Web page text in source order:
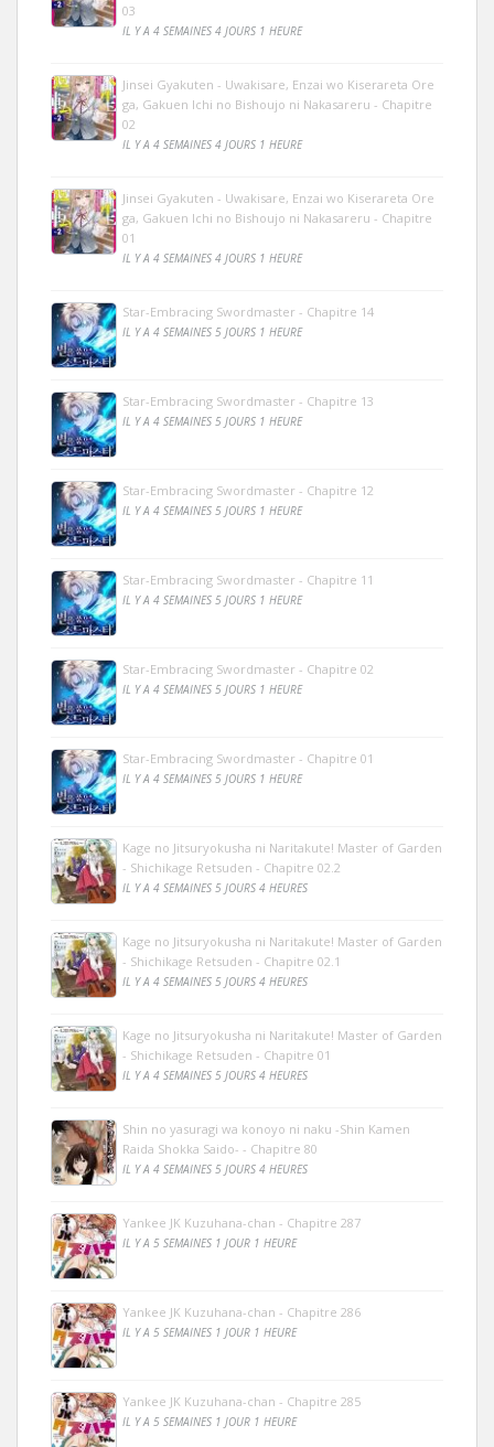
03
IL Y A 4 SEMAINES 4 JOURS 1 HEURE
Jinsei Gyakuten - Uwakisare, Enzai wo Kiserareta Ore
ga, Gakuen Ichi no Bishoujo ni Nakasareru - Chapitre
02
IL Y A 4 SEMAINES 4 JOURS 1 HEURE
Jinsei Gyakuten - Uwakisare, Enzai wo Kiserareta Ore
ga, Gakuen Ichi no Bishoujo ni Nakasareru - Chapitre
01
IL Y A 4 SEMAINES 4 JOURS 1 HEURE
Star-Embracing Swordmaster - Chapitre 14
IL Y A 4 SEMAINES 5 JOURS 1 HEURE
Star-Embracing Swordmaster - Chapitre 13
IL Y A 4 SEMAINES 5 JOURS 1 HEURE
Star-Embracing Swordmaster - Chapitre 12
IL Y A 4 SEMAINES 5 JOURS 1 HEURE
Star-Embracing Swordmaster - Chapitre 11
IL Y A 4 SEMAINES 5 JOURS 1 HEURE
Star-Embracing Swordmaster - Chapitre 02
IL Y A 4 SEMAINES 5 JOURS 1 HEURE
Star-Embracing Swordmaster - Chapitre 01
IL Y A 4 SEMAINES 5 JOURS 1 HEURE
Kage no Jitsuryokusha ni Naritakute! Master of Garden
- Shichikage Retsuden - Chapitre 02.2
IL Y A 4 SEMAINES 5 JOURS 4 HEURES
Kage no Jitsuryokusha ni Naritakute! Master of Garden
- Shichikage Retsuden - Chapitre 02.1
IL Y A 4 SEMAINES 5 JOURS 4 HEURES
Kage no Jitsuryokusha ni Naritakute! Master of Garden
- Shichikage Retsuden - Chapitre 01
IL Y A 4 SEMAINES 5 JOURS 4 HEURES
Shin no yasuragi wa konoyo ni naku -Shin Kamen
Raida Shokka Saido- - Chapitre 80
IL Y A 4 SEMAINES 5 JOURS 4 HEURES
Yankee JK Kuzuhana-chan - Chapitre 287
IL Y A 5 SEMAINES 1 JOUR 1 HEURE
Yankee JK Kuzuhana-chan - Chapitre 286
IL Y A 5 SEMAINES 1 JOUR 1 HEURE
Yankee JK Kuzuhana-chan - Chapitre 285
IL Y A 5 SEMAINES 1 JOUR 1 HEURE